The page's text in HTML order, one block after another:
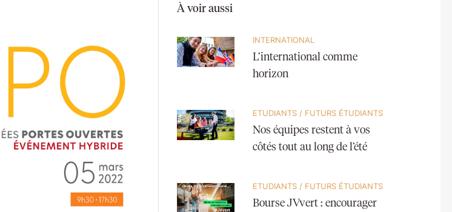
À voir aussi
INTERNATIONAL
L’international comme
horizon
ETUDIANTS/ FUTURS ÉTUDIANTS
Nos équipes restent à vos
côtés tout au long de l’été
ETUDIANTS/ FUTURS ÉTUDIANTS
Bourse JVvert : encourager